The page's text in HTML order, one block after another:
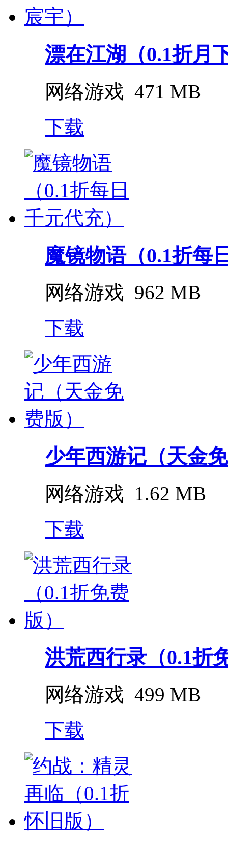
漂在江湖（0.1折月
网络游戏 471 MB
下载
魔镜物语（0.1折每
网络游戏 962 MB
下载
少年西游记（天金
网络游戏 1.62 MB
下载
洪荒西行录（0.1折
网络游戏 499 MB
下载